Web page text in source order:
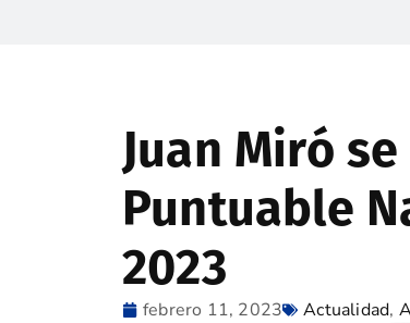
Juan Miró
Puntuable
2023
febrero 11, 2023 Actualidad,